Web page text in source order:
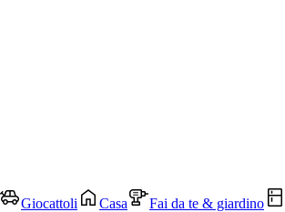
Giocattoli Casa Fai da te & giardino